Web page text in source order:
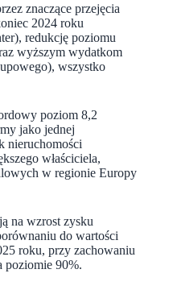
znaczące przejęcia
2024 roku
redukcję poziomu
wyższym wydatkom
wszystko
poziom 8,2
jako jednej
nieruchomości
właściciela,
w regionie Europy
na wzrost zysku
do wartości
roku, przy zachowaniu
poziomie 90%.